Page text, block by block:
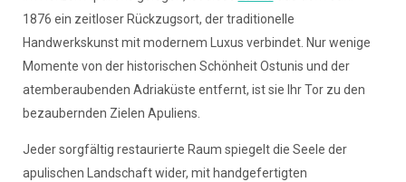
1876 ein zeitloser Rückzugsort, der traditionelle
Handwerkskunst mit modernem Luxus verbindet. Nur wenige
Momente von der historischen Schönheit Ostunis und der
atemberaubenden Adriaküste entfernt, ist sie Ihr Tor zu den
bezaubernden Zielen Apuliens.
Jeder sorgfältig restaurierte Raum spiegelt die Seele der
apulischen Landschaft wider, mit handgefertigten